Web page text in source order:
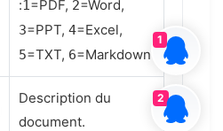
:1=PDF, 2=Word,
3=PPT, 4=Excel,
5=TXT, 6=Markdown
Description du
document.
1
2